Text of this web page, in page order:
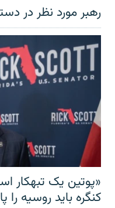
رهبر مورد نظر در
«پوتین یک تبهکار
کنگره باید روسیه را